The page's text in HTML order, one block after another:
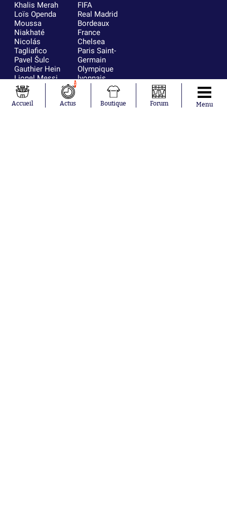
Khalis Merah
Loïs Openda
Moussa
Niakhaté
Nicolás
Tagliafico
Pavel Šulc
Gauthier Hein
Lionel Messi
Gonzalo
García Torres
Gio Reyna
FIFA
Real Madrid
Bordeaux
France
Chelsea
Paris Saint-
Germain
Olympique
lyonnais
AC Milan
RC Strasbourg
RC Lens
Accueil
1
Actus Boutique Forum Menu